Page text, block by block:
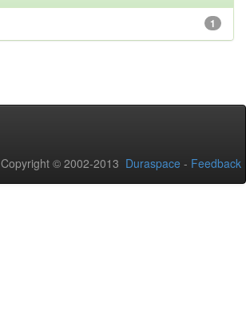
1
Copyright © 2002-2013 Duraspace - Feedback